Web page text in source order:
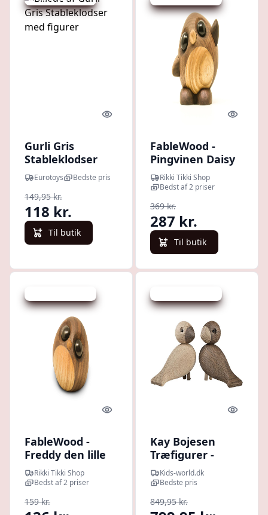
Quick look
Gurli Gris
Stableklodser
med figurer
Eurotoys Bedste pris
149,95 kr.
118 kr.
Til butik
Quick
FableWood -
Pingvinen Daisy
Pick-me-up (L)
Rikki Tikki Shop
Bedst af 2 priser
369 kr.
287 kr.
Til butik
Quick look
FableWood -
Freddy den lille
pingvin Pick-me-
up (S)
Rikki Tikki Shop
Bedst af 2 priser
159 kr.
Quick
Kay Bojesen
Træfigurer -
Turtleduer - 9 cm
- Eg/Røget Eg
Kids-world.dk
Bedste pris
849,95 kr.